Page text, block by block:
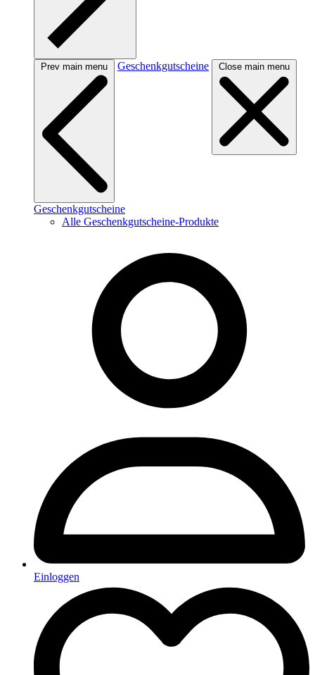
Prev main menu Geschenkgutscheine Close main menu
Geschenkgutscheine
Alle Geschenkgutscheine-Produkte
Einloggen